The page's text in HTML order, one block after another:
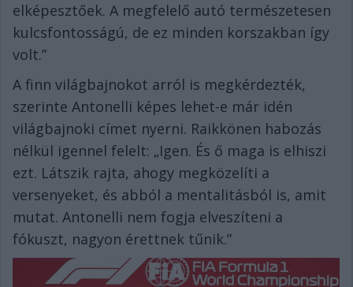
elképesztőek. A megfelelő autó természetesen
kulcsfontosságú, de ez minden korszakban így
volt.”
A finn világbajnokot arról is megkérdezték,
szerinte Antonelli képes lehet-e már idén
világbajnoki címet nyerni. Raikkönen habozás
nélkül igennel felelt: „Igen. És ő maga is elhiszi
ezt. Látszik rajta, ahogy megközelíti a
versenyeket, és abból a mentalitásból is, amit
mutat. Antonelli nem fogja elveszíteni a
fókuszt, nagyon érettnek tűnik.”